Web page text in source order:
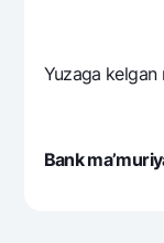
Ofis va
Bizni ijtimoiy
Yuzaga kеlgan
Bank